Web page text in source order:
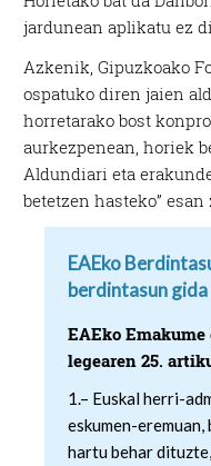
jardunean aplikatu ez
Azkenik, Gipuzkoako
ospatuko diren jaien
horretarako bost
aurkezpenean, horiek
Aldundiari eta
betetzen hasteko” esan
EAEko
berdintasun gida
EAEko
legearen 25.
1.– Euskal herri-
eskumen-
hartu behar